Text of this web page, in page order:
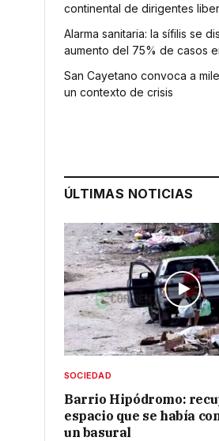
continental de dirigentes
Alarma sanitaria: la sífilis se
aumento del 75% de casos
San Cayetano convoca a
un contexto de crisis
ÚLTIMAS NOTICIAS
SOCIEDAD
Barrio Hipódromo:
espacio que se había
un basural